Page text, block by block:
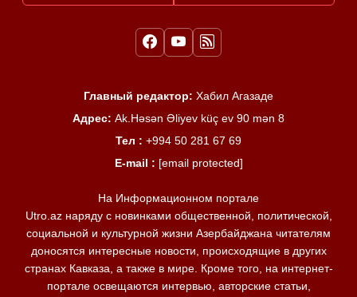
Главный редактор: Хабил Агазаде
Адрес: Ak.Həsən Əliyev küç ev 90 mən 8
Тел : +994 50 281 67 69
E-mail : [email protected]
На Информационном портале
Utro.az наряду с новинками общественной, политической,
социальной и культурной жизни Азербайджана читателям
доносятся интересные новости, происходящие в других
странах Кавказа, а также в мире. Кроме того, на интернет-
портале освещаются интервью, авторские статьи,